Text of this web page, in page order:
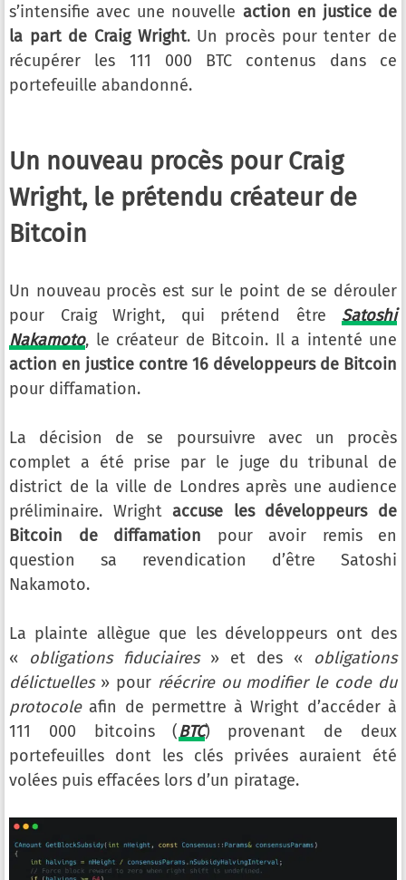
s’intensifie avec une nouvelle action en justice de
la part de Craig Wright. Un procès pour tenter de
récupérer les 111 000 BTC contenus dans ce
portefeuille abandonné.
Un nouveau procès pour Craig
Wright, le prétendu créateur de
Bitcoin
Un nouveau procès est sur le point de se dérouler
pour Craig Wright, qui prétend être Satoshi
Nakamoto, le créateur de Bitcoin. Il a intenté une
action en justice contre 16 développeurs de Bitcoin
pour diffamation.
La décision de se poursuivre avec un procès
complet a été prise par le juge du tribunal de
district de la ville de Londres après une audience
préliminaire. Wrightaccuse les développeurs de
Bitcoin de diffamation pour avoir remis en
question sa revendication d’être Satoshi
Nakamoto.
La plainte allègue que les développeurs ont des
« obligations fiduciaires» et des « obligations
délictuelles» pourréécrire ou modifier le code du
protocoleafin de permettre à Wright d’accéder à
111 000 bitcoins (BTC) provenant de deux
portefeuilles dont les clés privées auraient été
volées puis effacées lors d’un piratage.